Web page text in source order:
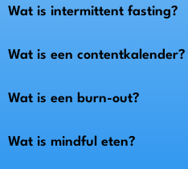
Wat is intermittent fasting?
Wat is een contentkalender?
Wat is een burn-out?
Wat is mindful eten?